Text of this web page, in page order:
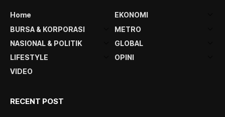
Home
EKONOMI
BURSA & KORPORASI
METRO
NASIONAL & POLITIK
GLOBAL
LIFESTYLE
OPINI
VIDEO
RECENT POST